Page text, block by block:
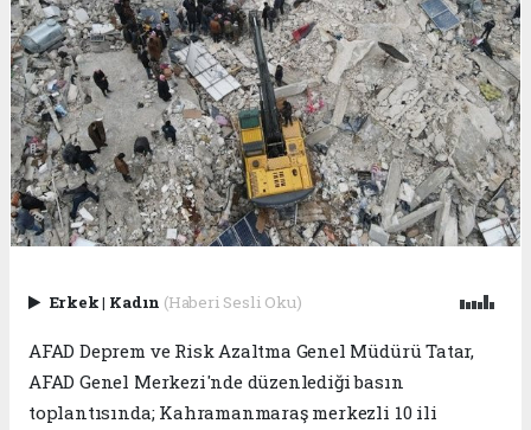
Erkek| Kadın (Haberi Sesli Oku)
AFAD Deprem ve Risk Azaltma Genel Müdürü Tatar,
AFAD Genel Merkezi'nde düzenlediği basın
toplantısında; Kahramanmaraş merkezli 10 ili